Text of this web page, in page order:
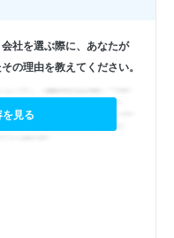
社を選ぶ際に、あなたが
の理由を教えてください。
見る